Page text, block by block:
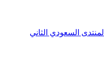
المنتدى السعودي الثاني